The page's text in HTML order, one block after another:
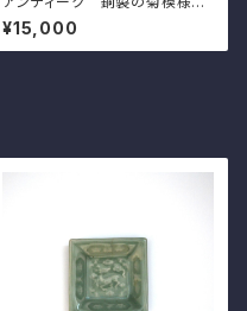
引手（一対）d8.8cm Antique
Japanese Copper Flower
Shaped Hikite Door Pull H
¥15,000